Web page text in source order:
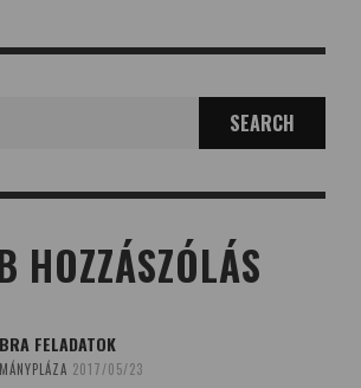
HOZZÁSZÓLÁS
FELADATOK
2017/05/23